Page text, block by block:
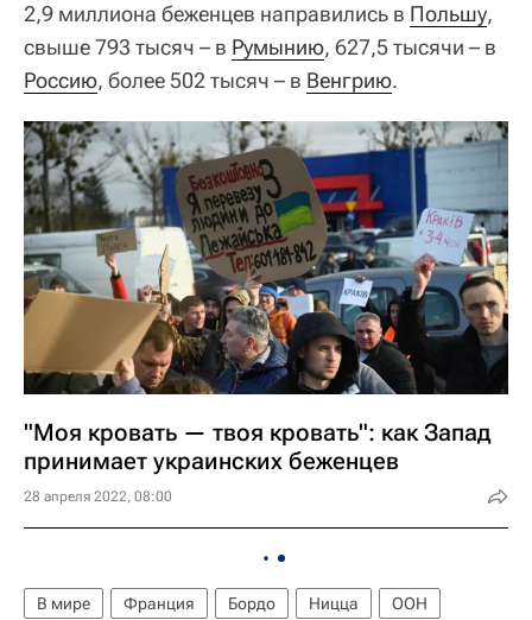
2,9 миллиона беженцев направились в Польшу,
свыше 793 тысяч – в Румынию, 627,5 тысячи – в
Россию, более 502 тысяч – в Венгрию.
"Моя кровать — твоя кровать": как Запад
принимает украинских беженцев
28 апреля 2022, 08:00
В мире Франция Бордо Ницца
ООН